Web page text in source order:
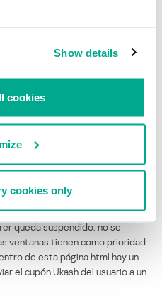
Show details
cookies
cookies only
queda suspendido, no se
ventanas tienen como prioridad
de esta página html hay un
el cupón Ukash del usuario a un